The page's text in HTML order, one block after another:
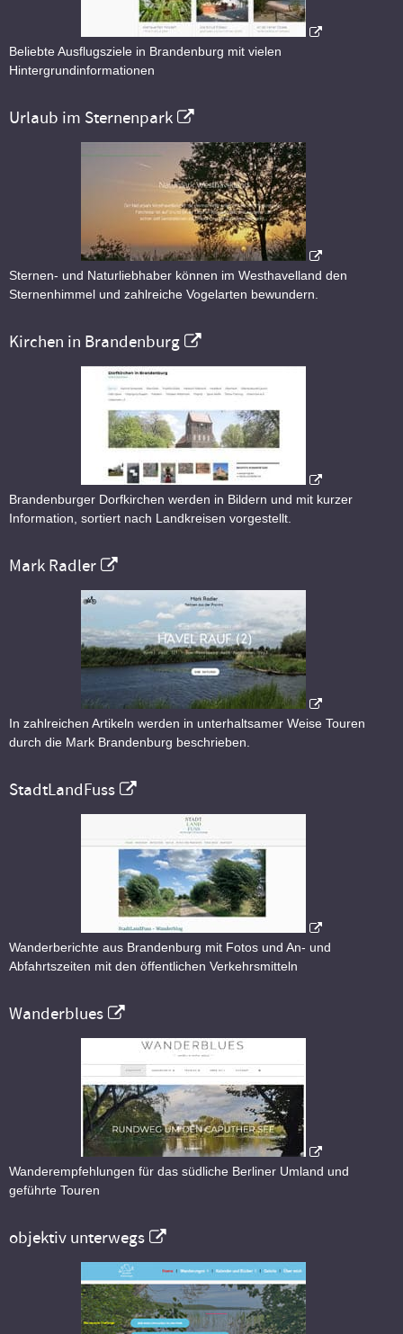
Beliebte Ausflugsziele in Brandenburg mit vielen
Hintergrundinformationen
Urlaub im Sternenpark
Sternen- und Naturliebhaber können im Westhavelland den
Sternenhimmel und zahlreiche Vogelarten bewundern.
Kirchen in Brandenburg
Brandenburger Dorfkirchen werden in Bildern und mit kurzer
Information, sortiert nach Landkreisen vorgestellt.
Mark Radler
In zahlreichen Artikeln werden in unterhaltsamer Weise Touren
durch die Mark Brandenburg beschrieben.
StadtLandFuss
Wanderberichte aus Brandenburg mit Fotos und An- und
Abfahrtszeiten mit den öffentlichen Verkehrsmitteln
Wanderblues
Wanderempfehlungen für das südliche Berliner Umland und
geführte Touren
objektiv unterwegs